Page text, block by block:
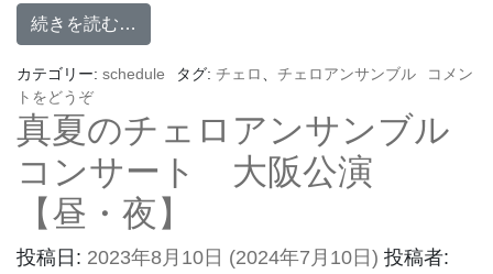
続きを読む…
カテゴリー: schedule タグ: チェロ チェロアンサンブル
コメン
トをどうぞ
真夏のチェロアンサンブル
コンサート 大阪公演
【昼・夜】
投稿日: 2023年8月10日 (2024年7月10日) 投稿者: